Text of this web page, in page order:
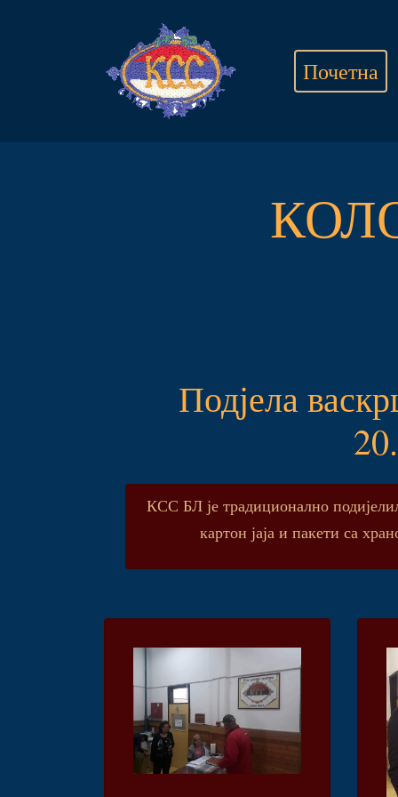
Почетна
Подјела
КСС БЛ је традиционално
картон јаја и пакети са